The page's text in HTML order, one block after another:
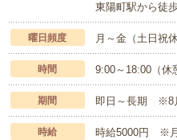
東陽町駅から徒
曜日頻度 月～金（土日祝休
時間 9:00～18:00（
期間 即日～長期 ※8
時給 時給5000円 ※月